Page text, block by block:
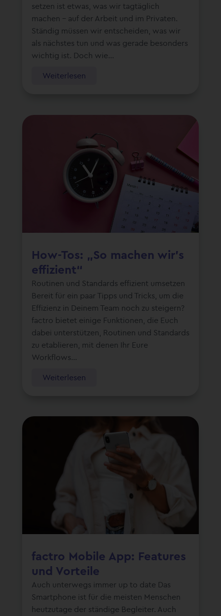
setzen ist etwas, was wir tagtäglich
machen – auf der Arbeit und im Privaten.
Ständig müssen wir entscheiden, was wir
als nächstes tun und was gerade besonders
wichtig ist. Doch wie...
Weiterlesen
How-Tos: „So machen wir’s
effizient“
Routinen und Standards effizient umsetzen
Bereit für ein paar Tipps und Tricks, um die
Effizienz in Deinem Team noch zu steigern?
factro bietet einige Funktionen, die Euch
dabei unterstützen, Routinen und Standards
zu etablieren, mit denen Ihr Eure
Workflows...
Weiterlesen
factro Mobile App: Features
und Vorteile
Auch unterwegs immer up to date Das
Smartphone ist für die meisten Menschen
heutzutage der ständige Begleiter. Auch